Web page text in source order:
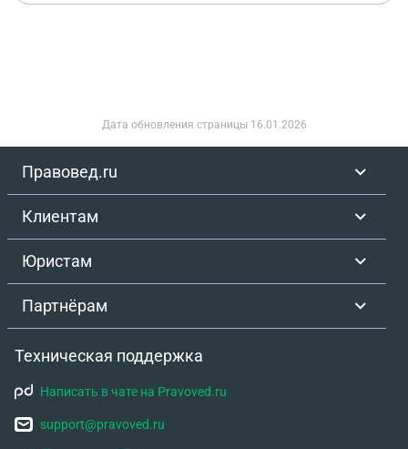
Дата обновления страницы 16.01.2026
Правовед.ru
Клиентам
Юристам
Партнёрам
Техническая поддержка
Написать в чате на Pravoved.ru
support@pravoved.ru